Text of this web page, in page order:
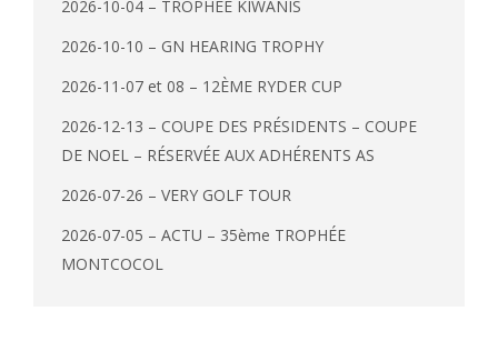
2026-10-04 – TROPHÉE KIWANIS
2026-10-10 – GN HEARING TROPHY
2026-11-07 et 08 – 12ÈME RYDER CUP
2026-12-13 – COUPE DES PRÉSIDENTS – COUPE
DE NOEL – RÉSERVÉE AUX ADHÉRENTS AS
2026-07-26 – VERY GOLF TOUR
2026-07-05 – ACTU – 35ème TROPHÉE
MONTCOCOL